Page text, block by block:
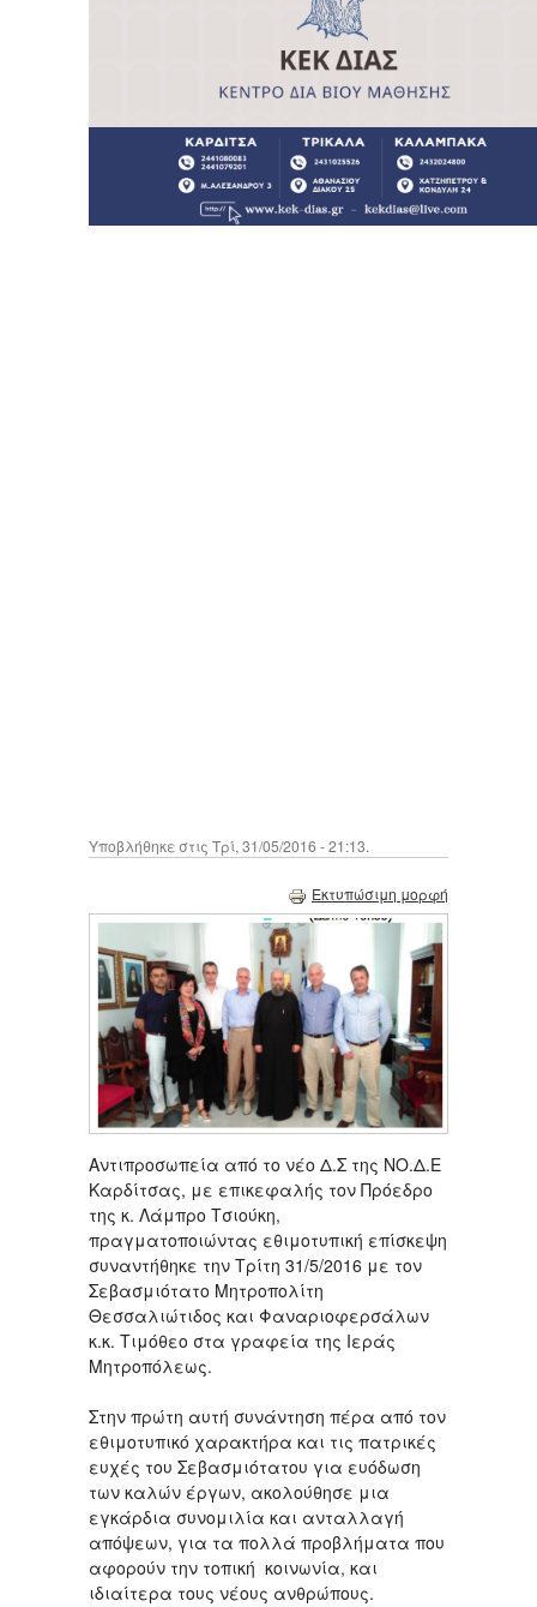
Υποβλήθηκε στις Τρί, 31/05/2016 - 21:13.
Εκτυπώσιμη μορφή
Αντιπροσωπεία από το νέο Δ.Σ της ΝΟ.Δ.Ε
Καρδίτσας, με επικεφαλής τον Πρόεδρο
της κ. Λάμπρο Τσιούκη,
πραγματοποιώντας εθιμοτυπική επίσκεψη
συναντήθηκε την Τρίτη 31/5/2016 με τον
Σεβασμιότατο Μητροπολίτη
Θεσσαλιώτιδος και Φαναριοφερσάλων
κ.κ. Τιμόθεο στα γραφεία της Ιεράς
Μητροπόλεως.
Στην πρώτη αυτή συνάντηση πέρα από τον
εθιμοτυπικό χαρακτήρα και τις πατρικές
ευχές του Σεβασμιότατου για ευόδωση
των καλών έργων, ακολούθησε μια
εγκάρδια συνομιλία και ανταλλαγή
απόψεων, για τα πολλά προβλήματα που
αφορούν την τοπική κοινωνία, και
ιδιαίτερα τους νέους ανθρώπους.